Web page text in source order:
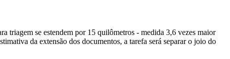
triagem se estendem por 15 quilômetros - medida 3,6 vezes maior
da extensão dos documentos, a tarefa será separar o joio do